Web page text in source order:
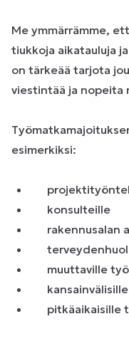
Me ymmärrämme,
tiukkoja aikatauluja
on tärkeää tarjota
viestintää ja nopeita
esimerkiksi:
konsulteille
rakennusalan
muuttaville
pitkäaikaisille